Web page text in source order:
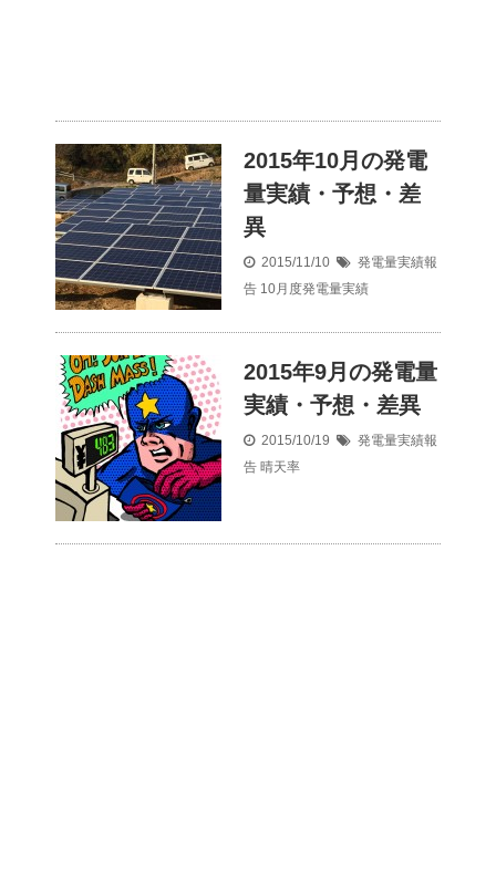
2015年10月の発電
量実績・予想・差
異
2015/11/10
発電量実績報
告 10月度発電量実績
2015年9月の発電量
実績・予想・差異
2015/10/19
発電量実績報
告 晴天率